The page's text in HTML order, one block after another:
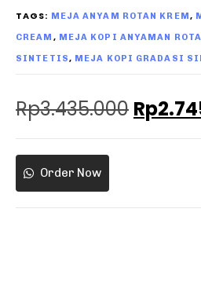
TAGS: MEJA ANYAM ROTAN KREM ,
CREAM , MEJA KOPI ANYAMAN
SINTETIS, MEJA KOPI GRADASI
Rp3.435.000 Rp
Order Now